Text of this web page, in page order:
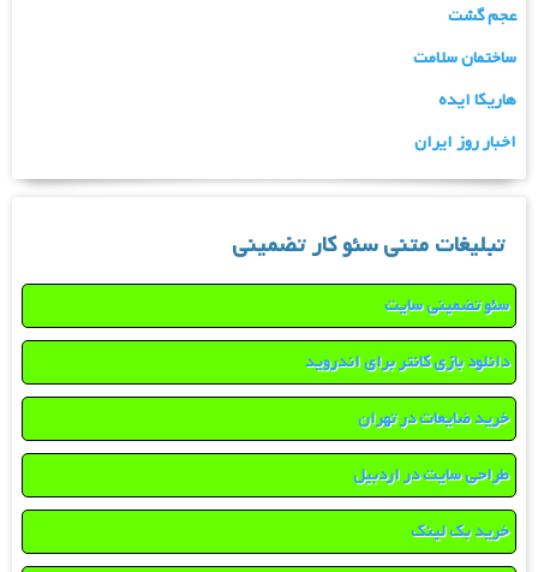
عجم گشت
ساختمان سلامت
هاریکا ایده
اخبار روز ایران
تبلیغات متنی سئو کار تضمینی
سئو تضمینی سایت
دانلود بازی کانتر برای اندروید
خرید ضایعات در تهران
طراحی سایت در اردبیل
خرید بک لینک